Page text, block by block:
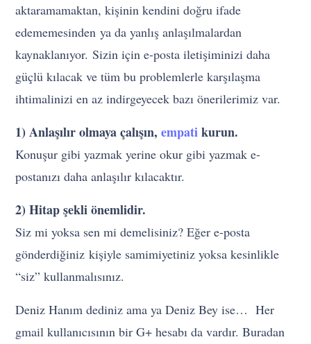
aktaramamaktan, kişinin kendini doğru ifade
edememesinden ya da yanlış anlaşılmalardan
kaynaklanıyor. Sizin için e-posta iletişiminizi daha
güçlü kılacak ve tüm bu problemlerle karşılaşma
ihtimalinizi en az indirgeyecek bazı önerilerimiz var.
1) Anlaşılır olmaya çalışın,empatikurun.
Konuşur gibi yazmak yerine okur gibi yazmak e-
postanızı daha anlaşılır kılacaktır.
2) Hitap şekli önemlidir.
Siz mi yoksa sen mi demelisiniz? Eğer e-posta
gönderdiğiniz kişiyle samimiyetiniz yoksa kesinlikle
“siz” kullanmalısınız.
Deniz Hanım dediniz ama ya Deniz Bey ise… Her
gmail kullanıcısının bir G+ hesabı da vardır. Buradan